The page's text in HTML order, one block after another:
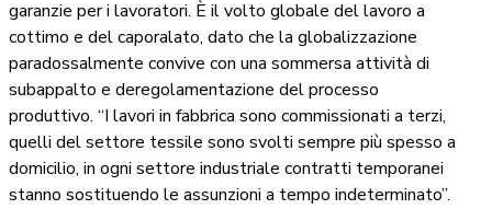
garanzie per i lavoratori. È il volto globale del lavoro a
cottimo e del caporalato, dato che la globalizzazione
paradossalmente convive con una sommersa attività di
subappalto e deregolamentazione del processo
produttivo. “I lavori in fabbrica sono commissionati a terzi,
quelli del settore tessile sono svolti sempre più spesso a
domicilio, in ogni settore industriale contratti temporanei
stanno sostituendo le assunzioni a tempo indeterminato”.